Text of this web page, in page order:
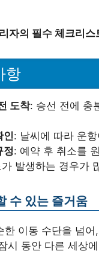
자의 필수 체크리스
항
도착: 승선 전에 충
인: 날씨에 따라 운
정: 예약 후 취소를
발생하는 경우가
수 있는 즐거움
한 이동 수단을 넘
시 동안 다른 세상